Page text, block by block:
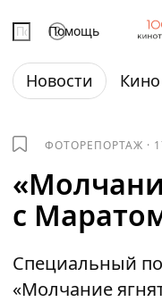
Помощь
Новости Кино
ФОТОРЕПОРТАЖ ·
с
Специальный
«Молчание